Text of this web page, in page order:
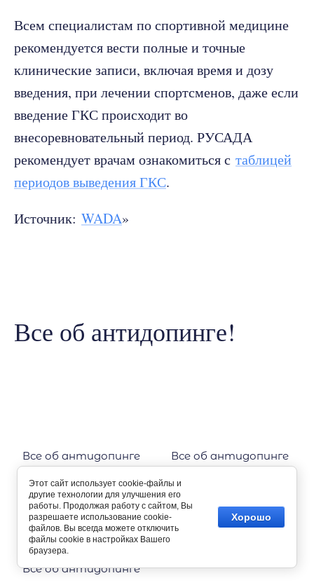
Всем специалистам по спортивной медицине
рекомендуется вести полные и точные
клинические записи, включая время и дозу
введения, при лечении спортсменов, даже если
введение ГКС происходит во
внесоревновательный период. РУСАДА
рекомендует врачам ознакомиться с таблицей
периодов выведения ГКС.
Источник: WADA»
Все об антидопинге!
Все об антидопинге Все об антидопинге
Все об антидопинге
Этот сайт использует cookie-файлы и
другие технологии для улучшения его
работы. Продолжая работу с сайтом, Вы
разрешаете использование cookie-
файлов. Вы всегда можете отключить
файлы cookie в настройках Вашего
браузера.
Хорошо